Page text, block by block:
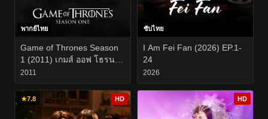
พากย์ไทย
Game of Thrones Season
1 (2011) เกมส์ ออฟ โธรนส์
มหาศึกชิงบัลลังก์ ซีซั่น 1
EP.1-10
2011
ซับไทย
I Am Fei Fan (2026) EP.1-
24
2026
★7.8 HD HD